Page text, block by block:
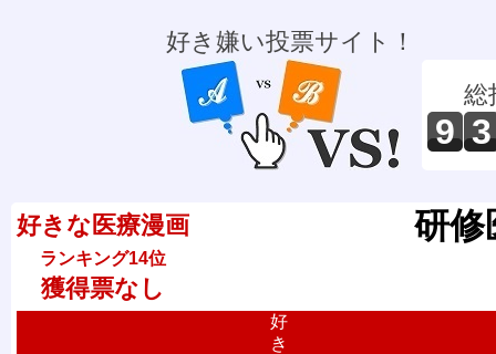
好き嫌い投票サイト！
総
9 3
好きな医療漫画
ランキング14位
獲得票なし
研修
好
き